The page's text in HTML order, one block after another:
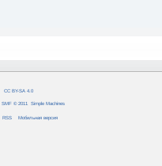
CC BY-SA 4.0
SMF © 2011 Simple Machines
RSS Мобильная версия